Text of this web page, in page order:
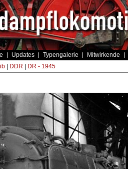
Updates Typengalerie Mitwirkende
| DDR DR - 1945